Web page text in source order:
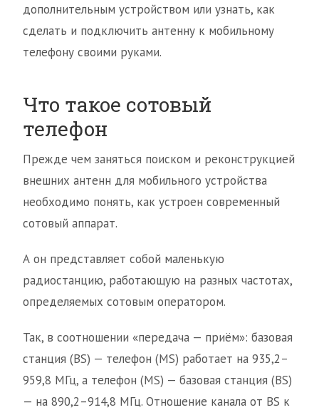
дополнительным устройством или узнать, как
сделать и подключить антенну к мобильному
телефону своими руками.
Что такое сотовый
телефон
Прежде чем заняться поиском и реконструкцией
внешних антенн для мобильного устройства
необходимо понять, как устроен современный
сотовый аппарат.
А он представляет собой маленькую
радиостанцию, работающую на разных частотах,
определяемых сотовым оператором.
Так, в соотношении «передача — приём»: базовая
станция (BS) — телефон (MS) работает на 935,2–
959,8 МГц, а телефон (MS) — базовая станция (BS)
— на 890,2–914,8 МГц. Отношение канала от BS к